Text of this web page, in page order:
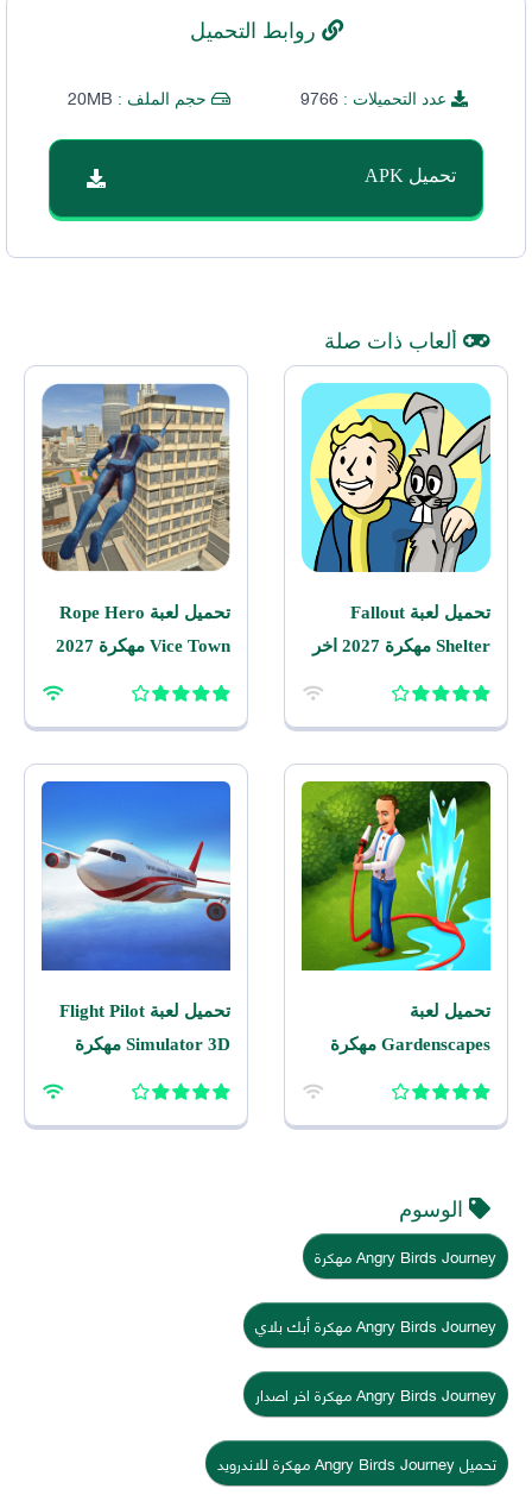
روابط التحميل
عدد التحميلات :9766 حجم الملف : 20MB
تحميل APK
ألعاب ذات صلة
تحميل لعبة Fallout
Shelter مهكرة 2027 اخر
تحميل لعبة Rope Hero
Vice Town مهكرة 2027
تحميل لعبة
Gardenscapes مهكرة
تحميل لعبة Flight Pilot
Simulator 3D مهكرة
الوسوم
Angry Birds Journey مهكرة
Angry Birds Journey مهكرة أبك بلاي
Angry Birds Journey مهكرة اخر اصدار
تحميل Angry Birds Journey مهكرة للاندرويد